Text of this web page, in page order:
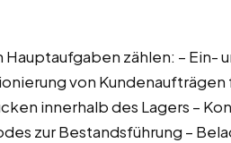
Hauptaufgaben zählen: – Ein-
von
innerhalb des Lagers –
zur Bestandsführung –